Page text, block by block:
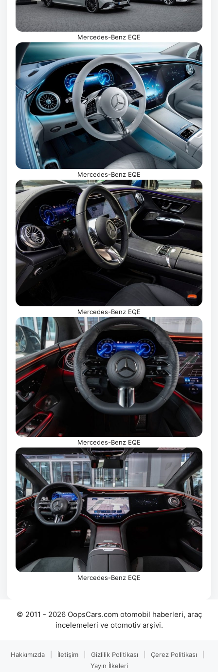
Mercedes-Benz EQE
Mercedes-Benz EQE
Mercedes-Benz EQE
Mercedes-Benz EQE
Mercedes-Benz EQE
© 2011 - 2026 OopsCars.com otomobil haberleri, araç
incelemeleri ve otomotiv arşivi.
Hakkımızda İletişim Gizlilik Politikası Çerez Politikası
Yayın İlkeleri